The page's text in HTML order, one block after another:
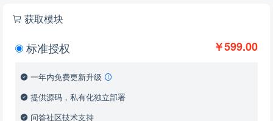
获取模块
￥599.00
标准授权
一年内免费更新升级
提供源码，私有化独立部署
问答社区技术支持